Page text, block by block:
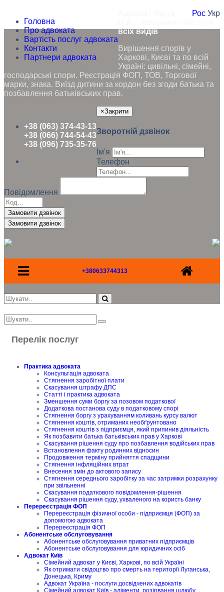
Головна
Про адвоката
Вартість послуг адвоката
Контакти
Партнери адвоката
Рос Укр
всіх видів
Вирішення спорів у
Харкові, Києві та по всій
Україні: цивільні, сімейні,
господарські спори. Реєстрація ФОП, ТОВ, Торгової
марки, знака. Виїзд дитини за кордон без згоди батька та
позбавлення батьківських прав.
+38 (063) 374-43-13
+38 (066) 744-54-43
+38 (096) 735-35-76
×Закрити
Зворотній дзвінок
Ім'я
Телефон
Повідомлення
Замовити дзвінок
+380633744313
Перелік послуг
Практика адвоката
Консультація адвоката
Стягнення заробітної плати
Скасування штрафу ДПС
Статті і практика адвоката
Зменшення суми боргу за позовом податкової
Додаткова постанова суду в податковому спорі
Стягнення боргу з урахуванням коливань курсу валют
Стягнення коштів, отриманих необґрунтовано
Стягнення коштів з підприємця, який припинив діяльність
Як позбавити батька батьківських прав у Харкові
Скасування рішення суду про позбавлення водійських прав
Встановлення факту родинних відносин
Продовження терміну прийняття спадщини
Стягнення інфляційних втрат
Внесення змін до актового запису
Стягнення середнього заробітку за час затримки розрахунку
при звільненні
Скасування податкового повідомлення-рішення
Скасування рішення суду, ухваленого на користь банку
Перереєстрація ФОП
Перереєстрація фізичної особи - підприємця (ФОП) за
допомогою адвоката
Перереєстрація ФОП
Абонентське обслуговування
Абонентське обслуговування приватних підприємців
Абонентське обслуговування для юридичних осіб
Адвокат Київ
Сімейний адвокат у Києві, Харкові, по всій Україні
Як отримати свідоцтво про смерть на території Луганська,
Донецька, Криму
Адвокат Україна - послуги досвідчених адвокатів